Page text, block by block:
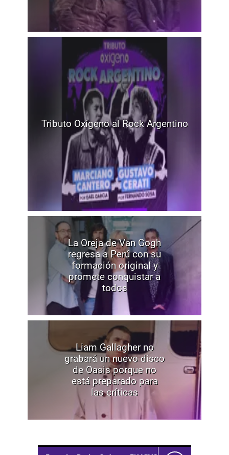
Tributo Oxígeno al Rock Argentino
La Oreja de Van Gogh
regresa a Perú con su
formación original y
promete conquistar a
todos
Liam Gallagher no
grabará un nuevo disco
de Oasis porque no
está preparado para
las críticas